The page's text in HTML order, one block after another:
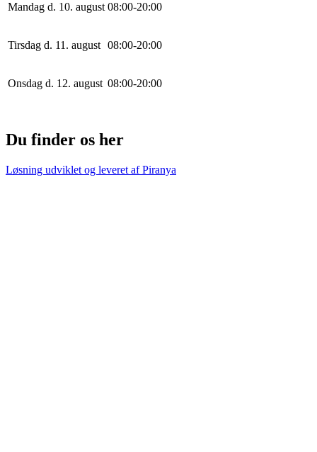
Mandag d. 10. august 08:00-20:00
Tirsdag d. 11. august 08:00-20:00
Onsdag d. 12. august 08:00-20:00
Du finder os her
Løsning udviklet og leveret afPiranya